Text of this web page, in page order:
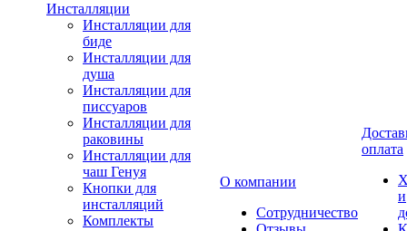
Инсталляции
Инсталляции для
биде
Инсталляции для
душа
Инсталляции для
писсуаров
Инсталляции для
раковины
Инсталляции для
чаш Генуя
Кнопки для
инсталляций
Комплекты
О компании
Сотрудничество
оплата
и